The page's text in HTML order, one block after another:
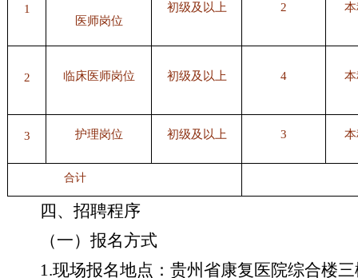
1
医师岗位
初级及以上 2
2 临床医师岗位 初级及以上 4
3 护理岗位 初级及以上 3
合计
四、招聘程序
（一）报名方式
1.现场报名地点： 贵州省康复医院综合楼